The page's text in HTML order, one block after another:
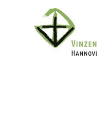
springen